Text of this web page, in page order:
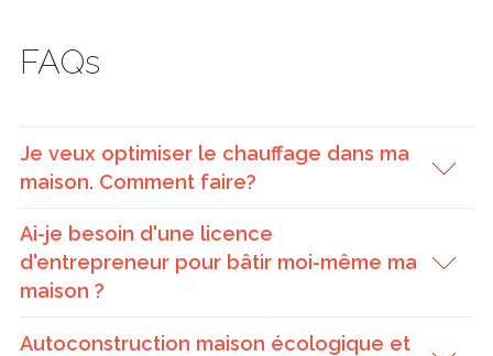
FAQs
Je veux optimiser le chauffage dans ma
maison. Comment faire?
Ai-je besoin d'une licence
d'entrepreneur pour bâtir moi-même ma
maison ?
Autoconstruction maison écologique et